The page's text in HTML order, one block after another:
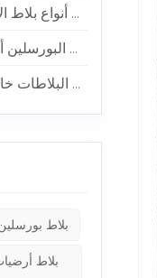
ما هي أفضل
هل تتشقق
كيف تحقق
بلاط بورسلين